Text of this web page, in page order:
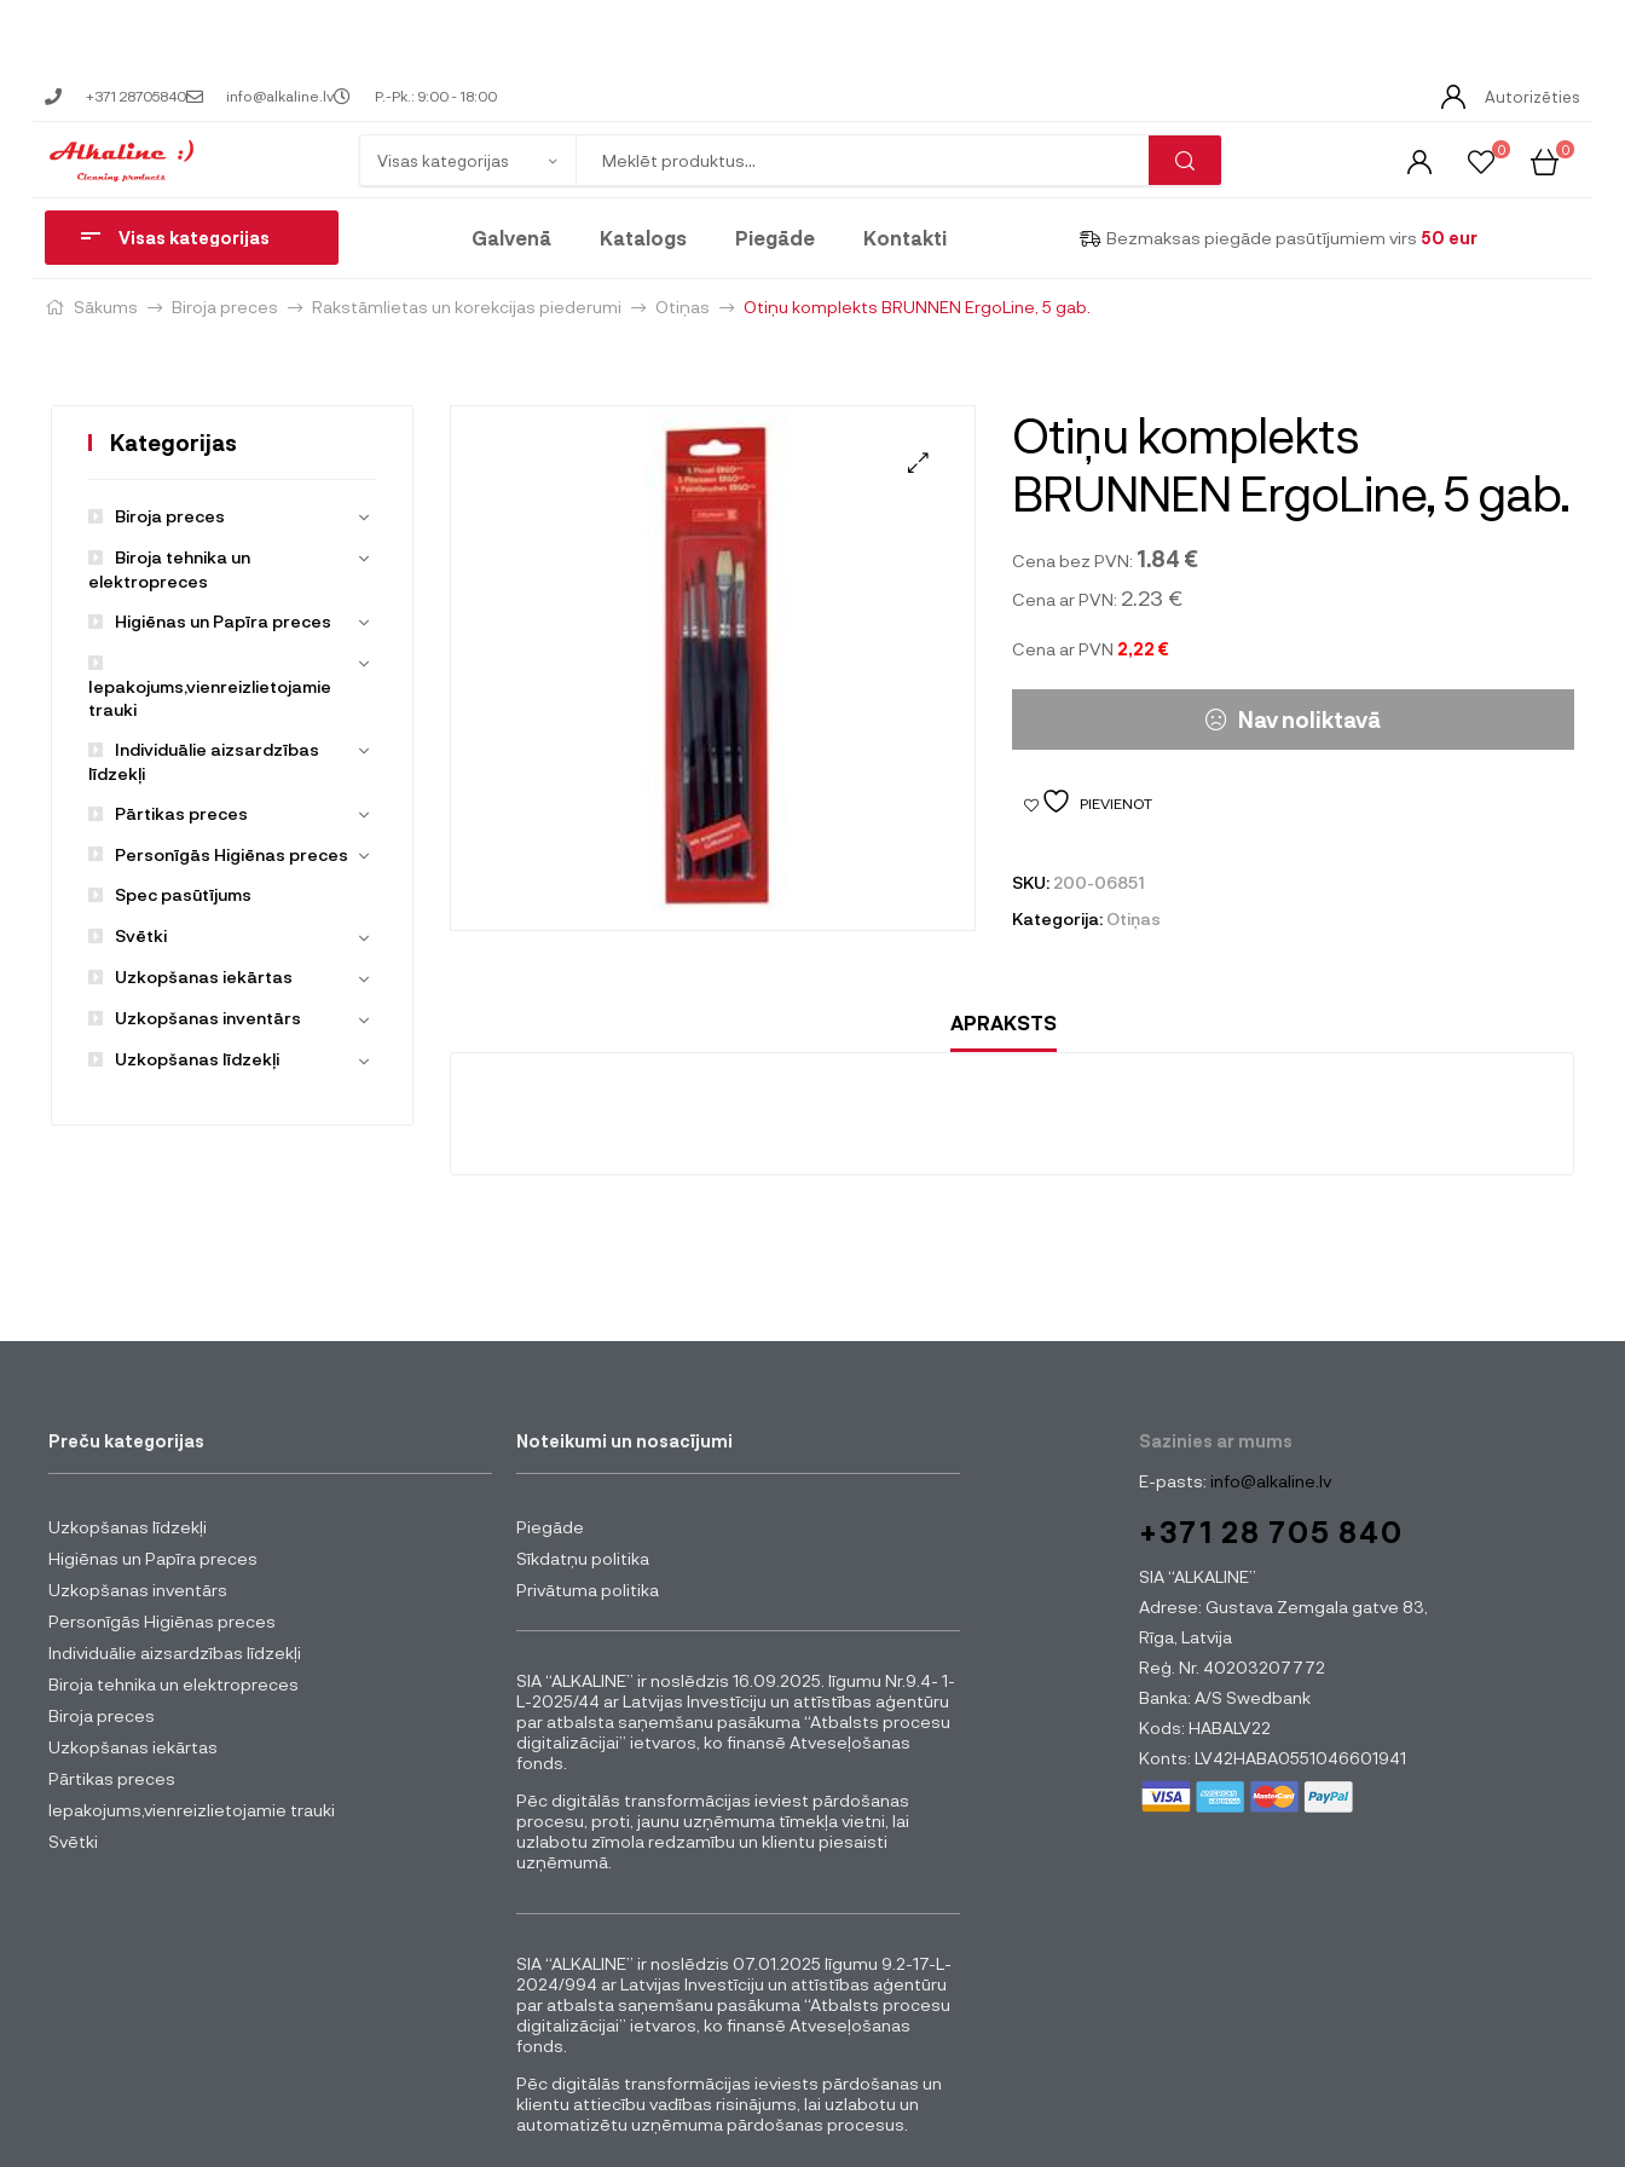
+371 28705840 info@alkaline.lv P.-Pk.: 9:00 - 18:00 Autorizēties
Visas kategorijas
0 0
Visas kategorijas Galvenā Katalogs Piegāde Kontakti Bezmaksas piegāde pasūtījumiem virs 50 eur
Sākums Biroja preces Rakstāmlietas un korekcijas piederumi Otiņas Otiņu komplekts BRUNNEN ErgoLine, 5 gab.
Otiņu komplekts
BRUNNEN ErgoLine, 5 gab.
Cena bez PVN: 1.84 €
Cena ar PVN: 2.23 €
Cena ar PVN 2,22 €
Nav noliktavā
PIEVIENOT
SKU: 200-06851
Kategorija: Otiņas
APRAKSTS
Kategorijas
Biroja preces
Biroja tehnika un
elektropreces
Higiēnas un Papīra preces
Iepakojums,vienreizlietojamie
trauki
Individuālie aizsardzības
līdzekļi
Pārtikas preces
Personīgās Higiēnas preces
Spec pasūtījums
Svētki
Uzkopšanas iekārtas
Uzkopšanas inventārs
Uzkopšanas līdzekļi
Preču kategorijas
Uzkopšanas līdzekļi
Higiēnas un Papīra preces
Uzkopšanas inventārs
Personīgās Higiēnas preces
Individuālie aizsardzības līdzekļi
Biroja tehnika un elektropreces
Biroja preces
Uzkopšanas iekārtas
Pārtikas preces
Iepakojums,vienreizlietojamie trauki
Svētki
Noteikumi un nosacījumi
Piegāde
Sīkdatņu politika
Privātuma politika
SIA “ALKALINE” ir noslēdzis 16.09.2025. līgumu Nr.9.4- 1-
L-2025/44 ar Latvijas Investīciju un attīstības aģentūru
par atbalsta saņemšanu pasākuma “Atbalsts procesu
digitalizācijai” ietvaros, ko finansē Atveseļošanas
fonds.
Pēc digitālās transformācijas ieviest pārdošanas
procesu, proti, jaunu uzņēmuma tīmekļa vietni, lai
uzlabotu zīmola redzamību un klientu piesaisti
uzņēmumā.
SIA “ALKALINE” ir noslēdzis 07.01.2025 līgumu 9.2-17-L-
2024/994 ar Latvijas Investīciju un attīstības aģentūru
par atbalsta saņemšanu pasākuma “Atbalsts procesu
digitalizācijai” ietvaros, ko finansē Atveseļošanas
fonds.
Pēc digitālās transformācijas ieviests pārdošanas un
klientu attiecību vadības risinājums, lai uzlabotu un
automatizētu uzņēmuma pārdošanas procesus.
Sazinies ar mums
E-pasts: info@alkaline.lv
+371 28 705 840
SIA “ALKALINE”
Adrese: Gustava Zemgala gatve 83,
Rīga, Latvija
Reģ. Nr. 40203207772
Banka: A/S Swedbank
Kods: HABALV22
Konts: LV42HABA0551046601941